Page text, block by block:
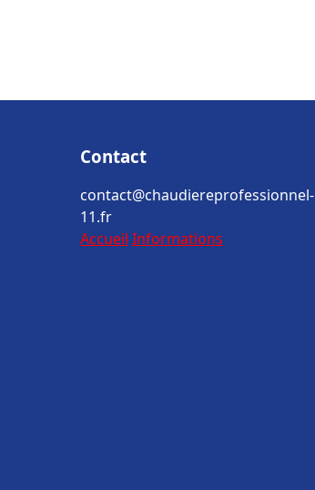
Contact
contact@chaudiereprofessionnel-
11.fr
Accueil Informations